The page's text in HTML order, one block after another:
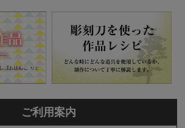
ご利用案内